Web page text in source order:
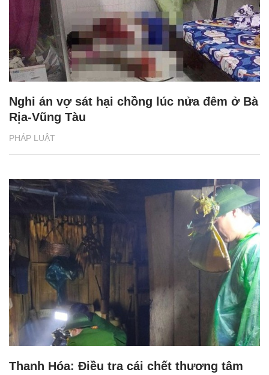
PHÁP LUẬT
Nghi án vợ sát hại chồng lúc nửa đêm ở Bà
Rịa-Vũng Tàu
Thanh Hóa: Điều tra cái chết thương tâm